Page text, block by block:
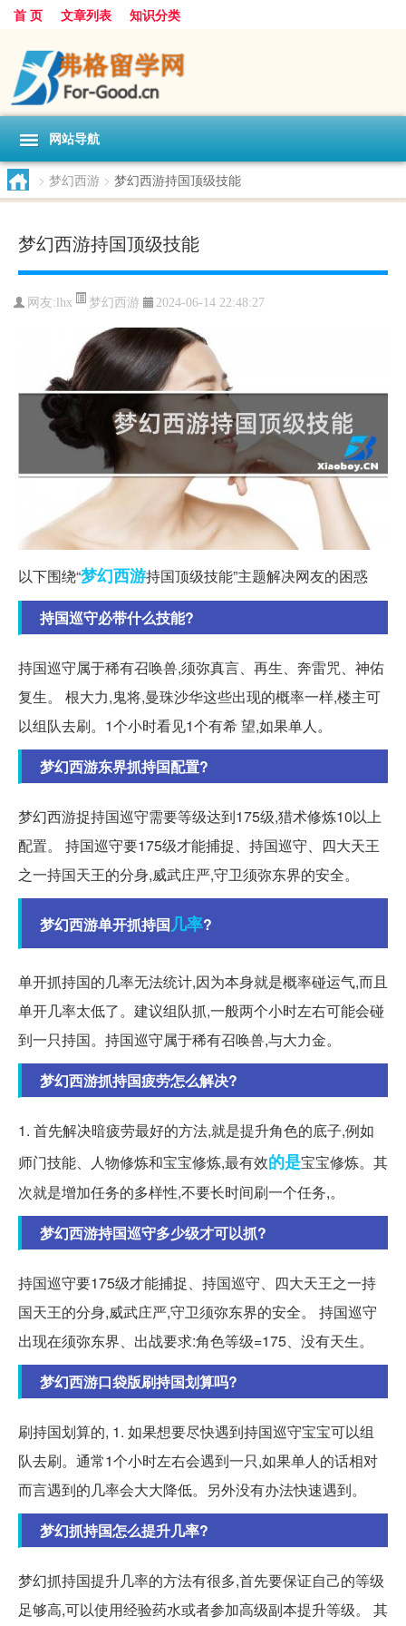
首 页 文章列表 知识分类
网站导航
> 梦幻西游 > 梦幻西游持国顶级技能
梦幻西游持国顶级技能
网友: lhx 梦幻西游 2024-06-14 22:48:27
以下围绕“梦幻西游持国顶级技能”主题解决网友的困惑
持国巡守必带什么技能?
持国巡守属于稀有召唤兽,须弥真言、再生、奔雷咒、神佑
复生。 根大力,鬼将,曼珠沙华这些出现的概率一样,楼主可
以组队去刷。1个小时看见1个有希 望,如果单人。
梦幻西游东界抓持国配置?
梦幻西游捉持国巡守需要等级达到175级,猎术修炼10以上
配置。 持国巡守要175级才能捕捉、持国巡守、四大天王
之一持国天王的分身,威武庄严,守卫须弥东界的安全。
梦幻西游单开抓持国几率?
单开抓持国的几率无法统计,因为本身就是概率碰运气,而且
单开几率太低了。建议组队抓,一般两个小时左右可能会碰
到一只持国。持国巡守属于稀有召唤兽,与大力金。
梦幻西游抓持国疲劳怎么解决?
1. 首先解决暗疲劳最好的方法,就是提升角色的底子,例如
师门技能、人物修炼和宝宝修炼,最有效的是宝宝修炼。其
次就是增加任务的多样性,不要长时间刷一个任务,。
梦幻西游持国巡守多少级才可以抓?
持国巡守要175级才能捕捉、持国巡守、四大天王之一持
国天王的分身,威武庄严,守卫须弥东界的安全。 持国巡守
出现在须弥东界、出战要求:角色等级=175、没有天生。
梦幻西游口袋版刷持国划算吗?
刷持国划算的, 1. 如果想要尽快遇到持国巡守宝宝可以组
队去刷。通常1个小时左右会遇到一只,如果单人的话相对
而言遇到的几率会大大降低。另外没有办法快速遇到。
梦幻抓持国怎么提升几率?
梦幻抓持国提升几率的方法有很多,首先要保证自己的等级
足够高,可以使用经验药水或者参加高级副本提升等级。 其